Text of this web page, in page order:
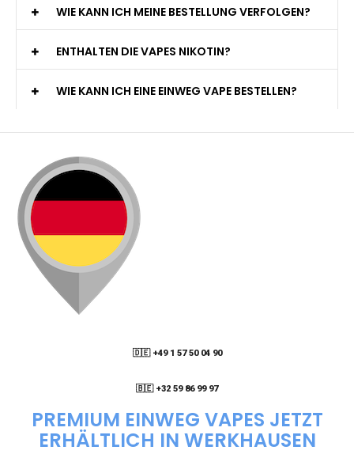
WIE KANN ICH MEINE BESTELLUNG VERFOLGEN?
ENTHALTEN DIE VAPES NIKOTIN?
WIE KANN ICH EINE EINWEG VAPE BESTELLEN?
🇩🇪 +49 1 57 50 04 90
🇧🇪 +32 59 86 99 97
PREMIUM EINWEG VAPES JETZT
ERHÄLTLICH IN WERKHAUSEN